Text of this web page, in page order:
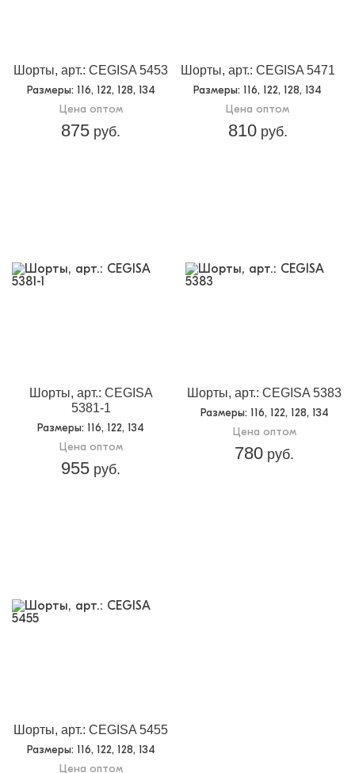
Шорты, арт.: CEGISA 5453
Размеры: 116, 122, 128, 134
Цена оптом
875 руб.
Шорты, арт.: CEGISA 5471
Размеры: 116, 122, 128, 134
Цена оптом
810руб.
Шорты, арт.: CEGISA
5381-1
Размеры: 116, 122, 134
Цена оптом
955 руб.
Шорты, арт.: CEGISA 5383
Размеры: 116, 122, 128, 134
Цена оптом
780 руб.
Шорты, арт.: CEGISA 5455
Размеры: 116, 122, 128, 134
Цена оптом